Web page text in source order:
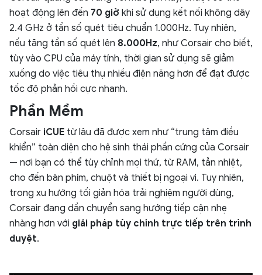
hoạt động lên đến 70 giờ khi sử dụng kết nối không dây
2.4 GHz ở tần số quét tiêu chuẩn 1.000Hz. Tuy nhiên,
nếu tăng tần số quét lên 8.000Hz, như Corsair cho biết,
tùy vào CPU của máy tính, thời gian sử dụng sẽ giảm
xuống do việc tiêu thụ nhiều điện năng hơn để đạt được
tốc độ phản hồi cực nhanh.
Phần Mềm
Corsair iCUE từ lâu đã được xem như “trung tâm điều
khiển” toàn diện cho hệ sinh thái phần cứng của Corsair
— nơi bạn có thể tùy chỉnh mọi thứ, từ RAM, tản nhiệt,
cho đến bàn phím, chuột và thiết bị ngoại vi. Tuy nhiên,
trong xu hướng tối giản hóa trải nghiệm người dùng,
Corsair đang dần chuyển sang hướng tiếp cận nhẹ
nhàng hơn với giải pháp tùy chỉnh trực tiếp trên trình
duyệt.